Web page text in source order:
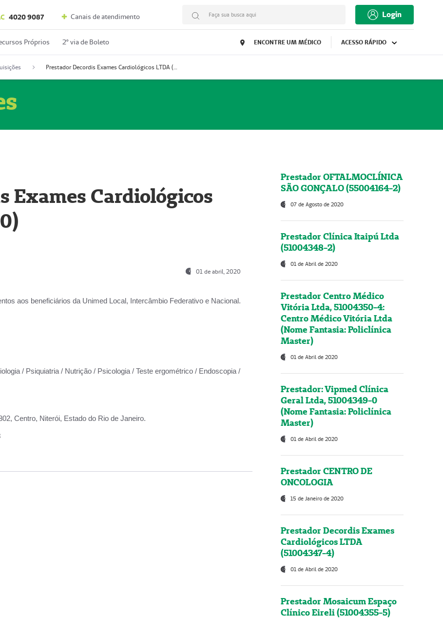
4020 9087 Canais de atendimento Faça sua busca aqui Login
Próprios 2º via de Boleto ENCONTRE UM MÉDICO ACESSO RÁPIDO
Prestador Decordis Exames Cardiológicos LTDA (51004346-0)
Exames Cardiológicos
01 de abril, 2020
aos beneficiários da Unimed Local, Intercâmbio Federativo e Nacional.
/ Psiquiatria / Nutrição / Psicologia / Teste ergométrico / Endoscopia /
Centro, Niterói, Estado do Rio de Janeiro.
Prestador OFTALMOCLÍNICA
SÃO GONÇALO (55004164-2)
07 de Agosto de 2020
Prestador Clínica Itaipú Ltda
(51004348-2)
01 de Abril de 2020
Prestador Centro Médico
Vitória Ltda, 51004350-4:
Centro Médico Vitória Ltda
(Nome Fantasia: Policlínica
Master)
01 de Abril de 2020
Prestador: Vipmed Clínica
Geral Ltda, 51004349-0
(Nome Fantasia: Policlínica
Master)
01 de Abril de 2020
Prestador CENTRO DE
ONCOLOGIA
15 de Janeiro de 2020
Prestador Decordis Exames
Cardiológicos LTDA
(51004347-4)
01 de Abril de 2020
Prestador Mosaicum Espaço
Clínico Eireli (51004355-5)